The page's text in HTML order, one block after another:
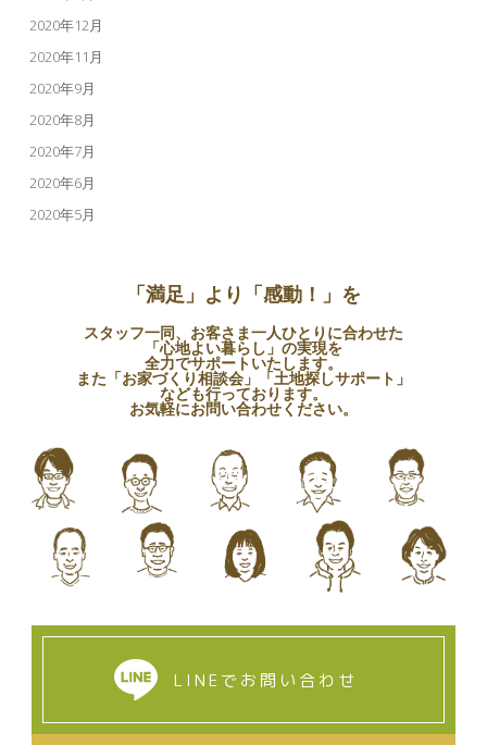
2020年12月
2020年11月
2020年9月
2020年8月
2020年7月
2020年6月
2020年5月
「満足」より「感動！」を
スタッフ一同、お客さま一人ひとりに合わせた
「心地よい暮らし」の実現を
全力でサポートいたします。
また「お家づくり相談会」「土地探しサポート」
なども行っております。
お気軽にお問い合わせください。
LINEでお問い合わせ